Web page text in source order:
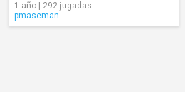
1 año | 292 jugadas
pmaseman